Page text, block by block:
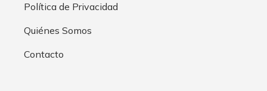
Política de Privacidad
Quiénes Somos
Contacto